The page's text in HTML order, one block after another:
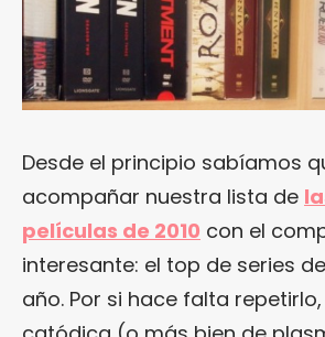
Desde el principio sabíamos
acompañar nuestra lista de
películas de 2010 con el
interesante: el top de series
año. Por si hace falta